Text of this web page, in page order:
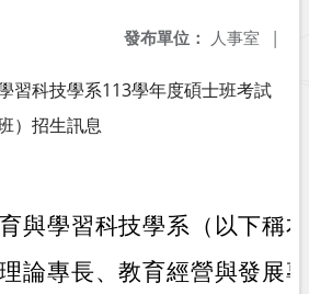
發布單位： 人事室 |
習科技學系113學年度碩士班考試
）招生訊息
與學習科技學系（以下稱
論專長、教育經營與發展